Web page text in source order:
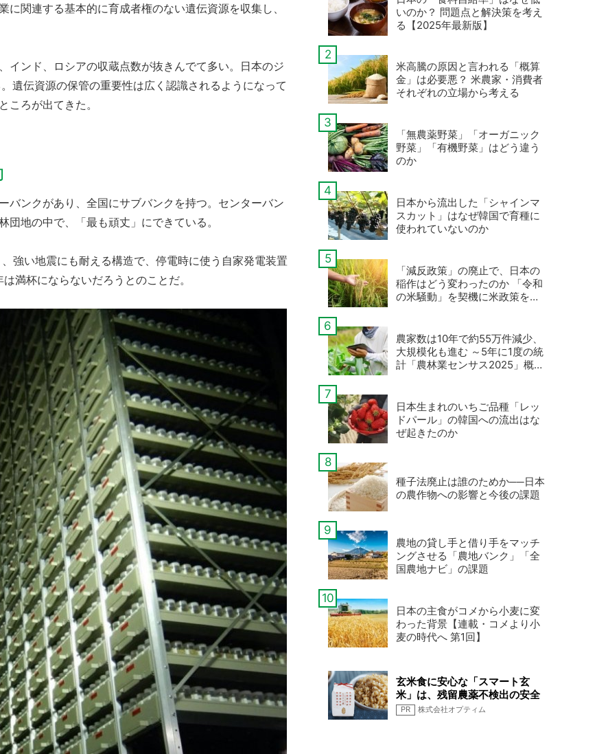
関連する基本的に育成者権のない遺伝資源を収集し、
インド、ロシアの収蔵点数が抜きんでて多い。日本のジ
遺伝資源の保管の重要性は広く認識されるようになって
ころが出てきた。
バンクがあり、全国にサブバンクを持つ。センターバン
地の中で、「最も頑丈」にできている。
強い地震にも耐える構造で、停電時に使う自家発電装置
満杯にならないだろうとのことだ。
いのか？ 問題点と解決策を考え
る【2025年最新版】
米高騰の原因と言われる「概算
金」は必要悪？ 米農家・消費者
それぞれの立場から考える
「無農薬野菜」「オーガニック
野菜」「有機野菜」はどう違う
のか
日本から流出した「シャインマ
スカット」はなぜ韓国で育種に
使われていないのか
「減反政策」の廃止で、日本の
稲作はどう変わったのか 「令和
の米騒動」を契機に米政策を考
農家数は10年で約55万件減少、
大規模化も進む ～5年に1度の統
計「農林業センサス2025」概数
日本生まれのいちご品種「レッ
ドパール」の韓国への流出はな
ぜ起きたのか
種子法廃止は誰のためか──日本
の農作物への影響と今後の課題
農地の貸し手と借り手をマッチ
ングさせる「農地バンク」「全
国農地ナビ」の課題
日本の主食がコメから小麦に変
わった背景【連載・コメより小
麦の時代へ 第1回】
玄米食に安心な「スマート玄
米」は、残留農薬不検出の安全
なお米です
PR 株式会社オプティム